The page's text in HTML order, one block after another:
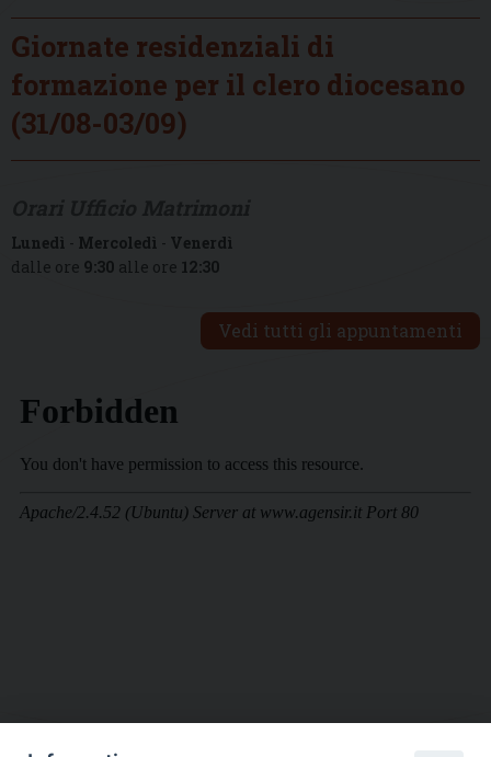
Giornate residenziali di
formazione per il clero diocesano
(31/08-03/09)
Lunedì - Mercoledì - Venerdì
dalle ore 9:30 alle ore 12:30
Vedi tutti gli appuntamenti